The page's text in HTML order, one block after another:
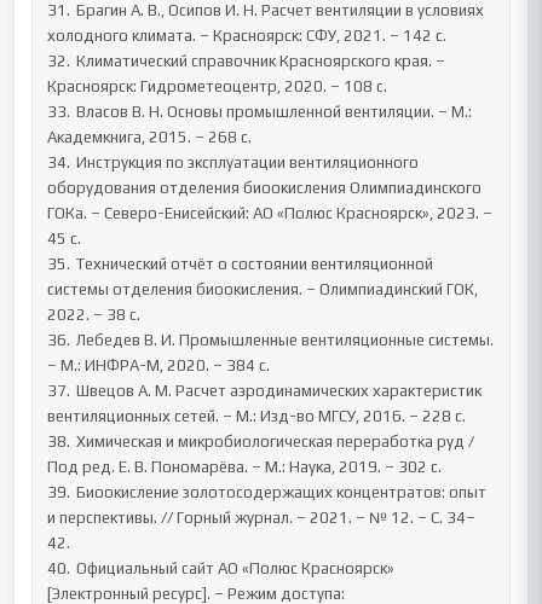
31.	Брагин А. В., Осипов И. Н. Расчет вентиляции в условиях
холодного климата. – Красноярск: СФУ, 2021. – 142 с.
32.	Климатический справочник Красноярского края. –
Красноярск: Гидрометеоцентр, 2020. – 108 с.
33.	Власов В. Н. Основы промышленной вентиляции. – М.:
Академкнига, 2015. – 268 с.
34.	Инструкция по эксплуатации вентиляционного
оборудования отделения биоокисления Олимпиадинского
ГОКа. – Северо-Енисейский: АО «Полюс Красноярск», 2023. –
45 с.
35.	Технический отчёт о состоянии вентиляционной
системы отделения биоокисления. – Олимпиадинский ГОК,
2022. – 38 с.
36.	Лебедев В. И. Промышленные вентиляционные системы.
– М.: ИНФРА-М, 2020. – 384 с.
37.	Швецов А. М. Расчет аэродинамических характеристик
вентиляционных сетей. – М.: Изд-во МГСУ, 2016. – 228 с.
38.	Химическая и микробиологическая переработка руд /
Под ред. Е. В. Пономарёва. – М.: Наука, 2019. – 302 с.
39.	Биоокисление золотосодержащих концентратов: опыт
и перспективы. // Горный журнал. – 2021. – № 12. – С. 34–
42.
40.	Официальный сайт АО «Полюс Красноярск»
[Электронный ресурс]. – Режим доступа: